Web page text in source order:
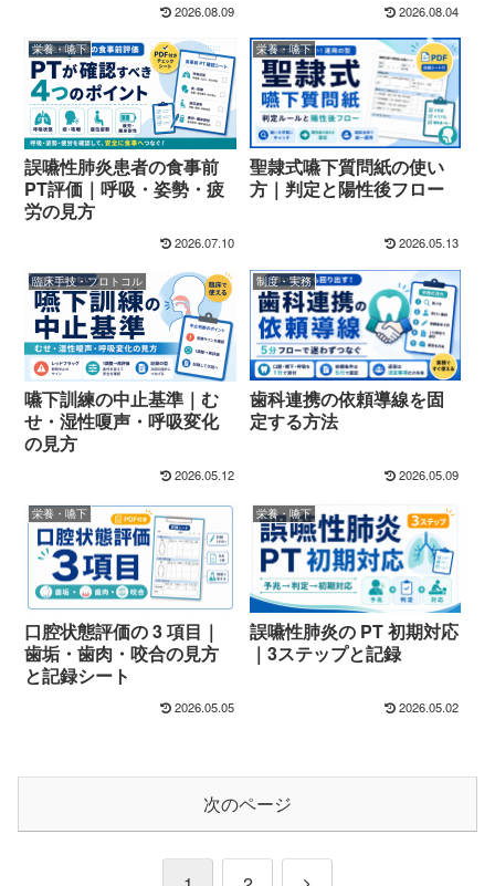
2026.08.09 2026.08.04
栄養・嚥下
誤嚥性肺炎患者の食事前
PT評価｜呼吸・姿勢・疲
労の見方
2026.07.10
栄養・嚥下
聖隷式嚥下質問紙の使い
方｜判定と陽性後フロー
2026.05.13
臨床手技・プロトコル
嚥下訓練の中止基準｜む
せ・湿性嗄声・呼吸変化
の見方
2026.05.12
制度・実務
歯科連携の依頼導線を固
定する方法
2026.05.09
栄養・嚥下
口腔状態評価の 3 項目｜
歯垢・歯肉・咬合の見方
と記録シート
2026.05.05
栄養・嚥下
誤嚥性肺炎の PT 初期対応
｜3ステップと記録
2026.05.02
次のページ